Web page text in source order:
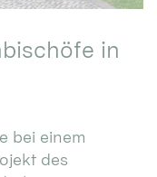
in
bei einem
des